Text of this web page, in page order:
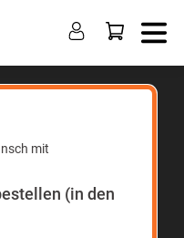
mit
(in den